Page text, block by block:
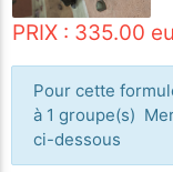
PRIX : 335.00
Pour cette
à 1 groupe(s)
ci-dessous